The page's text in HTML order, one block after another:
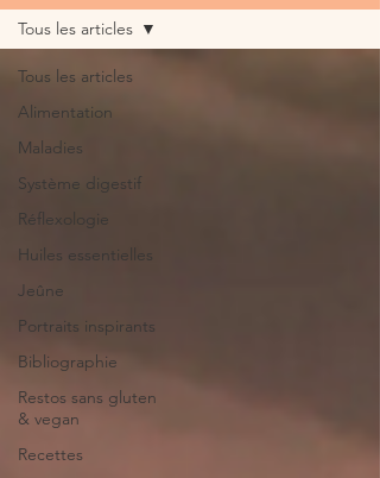
Tous les articles
Alimentation
Maladies
Système digestif
Réflexologie
Huiles essentielles
Jeûne
Portraits inspirants
Bibliographie
Restos sans gluten
& vegan
Recettes
Tous les articles